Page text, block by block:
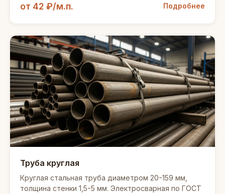
от 42 ₽/м.п. Подробнее
Труба круглая
Круглая стальная труба диаметром 20-159 мм,
толщина стенки 1,5-5 мм. Электросварная по ГОСТ